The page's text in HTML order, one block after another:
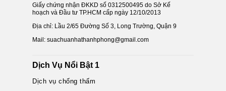
Giấy chứng nhận ĐKKD số 0312500495 do Sở Kế
hoạch và Đầu tư TP.HCM cấp ngày 12/10/2013
Địa chỉ: Lầu 2/65 Đường Số 3, Long Trường, Quận 9
Mail: suachuanhathanhphong@gmail.com
Dịch Vụ Nổi Bật 1
Dịch vụ chống thấm